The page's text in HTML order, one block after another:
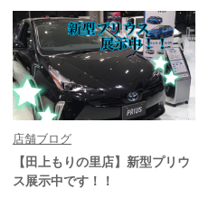
店舗ブログ
【田上もりの里店】新型プリウ
ス展示中です！！